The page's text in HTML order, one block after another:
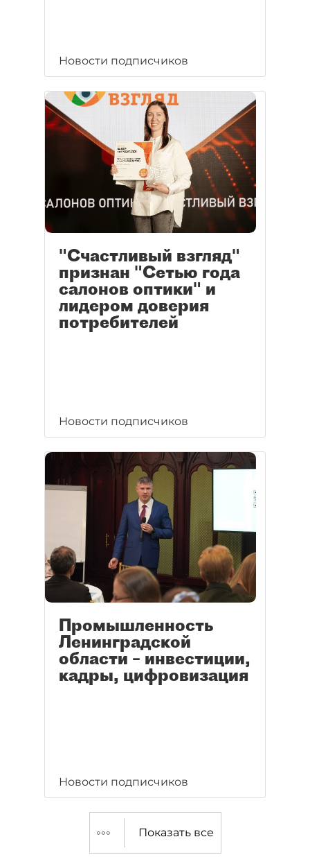
Новости подписчиков
"Счастливый взгляд"
признан "Сетью года
салонов оптики" и
лидером доверия
потребителей
Новости подписчиков
Промышленность
Ленинградской
области – инвестиции,
кадры, цифровизация
Новости подписчиков
Показать все